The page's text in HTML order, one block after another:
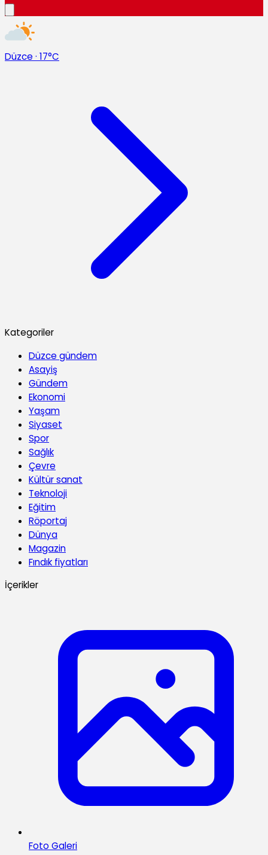
Düzce · 17°C
Kategoriler
Düzce gündem
Asayiş
Gündem
Ekonomi
Yaşam
Siyaset
Spor
Sağlık
Çevre
Kültür sanat
Teknoloji
Eğitim
Röportaj
Dünya
Magazin
Fındık fiyatları
İçerikler
Foto Galeri